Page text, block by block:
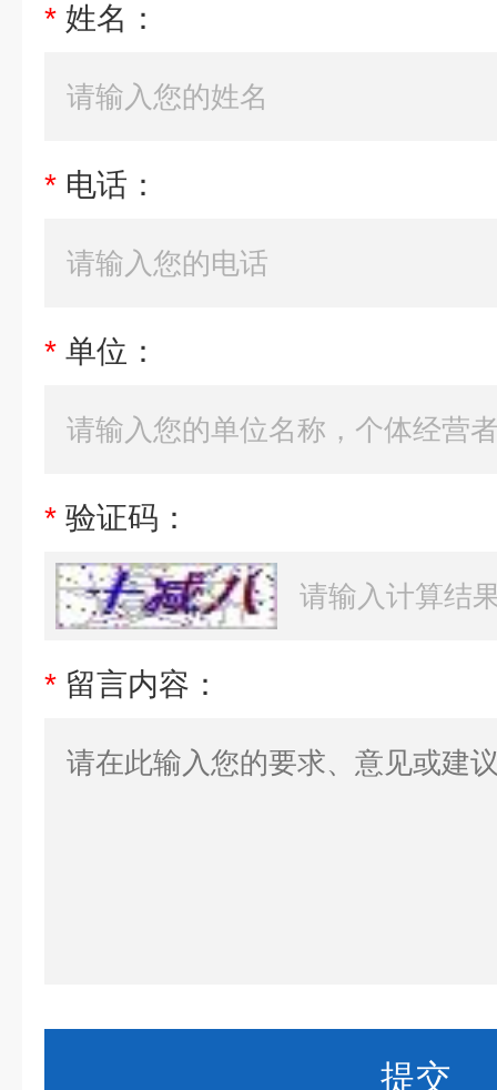
* 姓名：
* 电话：
* 单位：
* 验证码：
* 留言内容：